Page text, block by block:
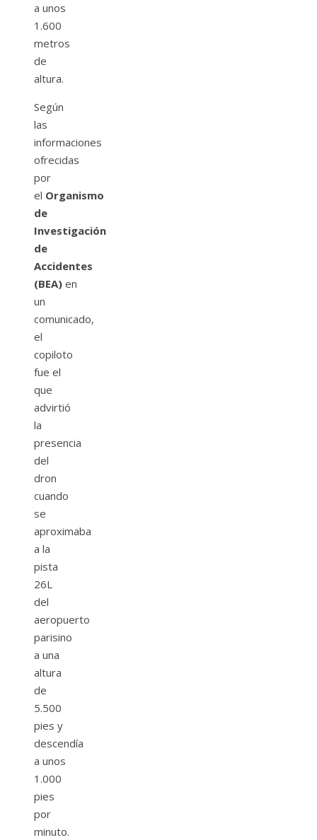
a unos
1.600
metros
de
altura.
Según
las
informaciones
ofrecidas
por
el Organismo
de
Investigación
de
Accidentes
(BEA) en
un
comunicado,
el
copiloto
fue el
que
advirtió
la
presencia
del
dron
cuando
se
aproximaba
a la
pista
26L
del
aeropuerto
parisino
a una
altura
de
5.500
pies y
descendía
a unos
1.000
pies
por
minuto.